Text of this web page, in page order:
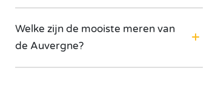
Welke zijn de mooiste meren van
de Auvergne?